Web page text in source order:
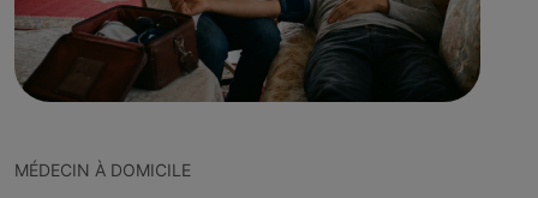
MÉDECIN À DOMICILE